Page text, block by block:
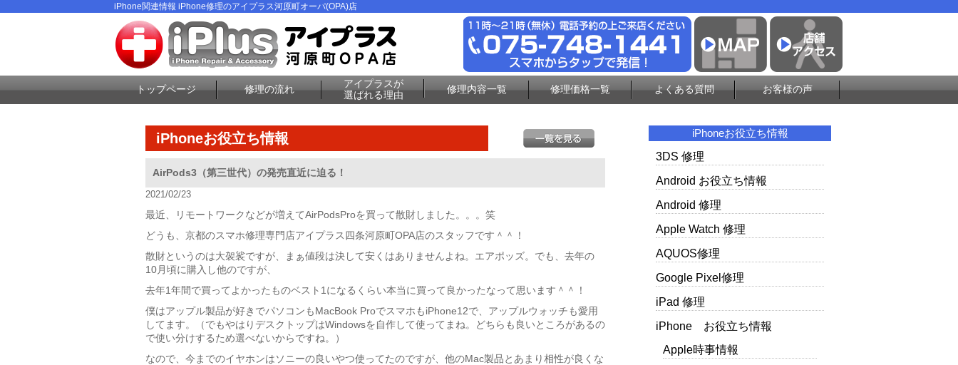
iPhone関連情報 iPhone修理のアイプラス河原町オーパ(OPA)店
トップページ 修理の流れ
アイプラスが
選ばれる理由
修理内容一覧 修理価格一覧 よくある質問 お客様の声
iPhoneお役立ち情報
AirPods3（第三世代）の発売直近に迫る！
2021/02/23
最近、リモートワークなどが増えてAirPodsProを買って散財しました。。。笑
どうも、京都のスマホ修理専門店アイプラス四条河原町OPA店のスタッフです＾＾！
散財というのは大袈裟ですが、まぁ値段は決して安くはありませんよね。エアポッズ。でも、去年の
10月頃に購入し他のですが、
去年1年間で買ってよかったものベスト1になるくらい本当に買って良かったなって思います＾＾！
僕はアップル製品が好きでパソコンもMacBook ProでスマホもiPhone12で、アップルウォッチも愛用
してます。（でもやはりデスクトップはWindowsを自作して使ってまね。どちらも良いところがあるの
で使い分けするため選べないからですね。）
なので、今までのイヤホンはソニーの良いやつ使ってたのですが、他のMac製品とあまり相性が良くな
iPhoneお役立ち情報
3DS 修理
Android お役立ち情報
Android 修理
Apple Watch 修理
AQUOS修理
Google Pixel修理
iPad 修理
iPhone お役立ち情報
Apple時事情報